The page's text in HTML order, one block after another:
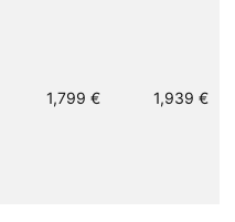
1,799 € 1,939 €